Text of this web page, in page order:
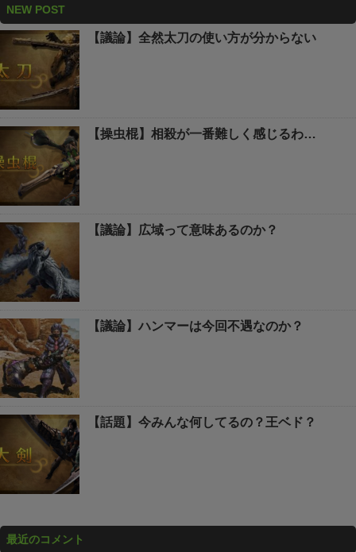
NEW POST
【議論】全然太刀の使い方が分からない
【操虫棍】相殺が一番難しく感じるわ…
【議論】広域って意味あるのか？
【議論】ハンマーは今回不遇なのか？
【話題】今みんな何してるの？王ベド？
最近のコメント